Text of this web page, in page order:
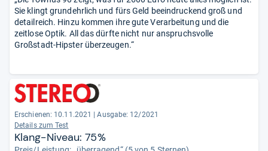
Sie klingt grundehrlich und fürs Geld beeindruckend groß und
detailreich. Hinzu kommen ihre gute Verarbeitung und die
zeitlose Optik. All das dürfte nicht nur anspruchsvolle
Großstadt-Hipster überzeugen.“
Erschienen: 10.11.2021 | Ausgabe: 12/2021
Details zum Test
Klang-Niveau: 75%